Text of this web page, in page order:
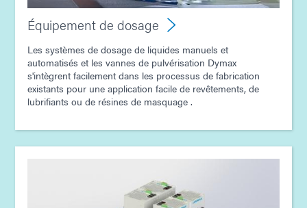
Guide : Assemblage de produits électroniques grand
public (Asie | FR)
Guide : Assemblage électronique (Asie|FR)
Équipement de dosage
Les systèmes de dosage de liquides manuels et
automatisés et les vannes de pulvérisation Dymax
s'intègrent facilement dans les processus de fabrication
existants pour une application facile de revêtements, de
lubrifiants ou de résines de masquage .